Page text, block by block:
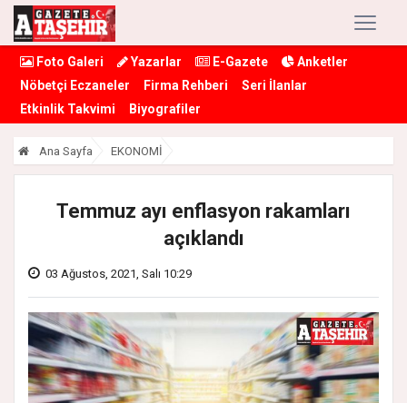
Foto Galeri Yazarlar E-Gazete
Anketler
Nöbetçi Eczaneler
Firma Rehberi
Seri İlanlar
Etkinlik Takvimi
Biyografiler
Ana Sayfa EKONOMİ
Temmuz ayı enflasyon rakamları
açıklandı
03 Ağustos, 2021, Salı 10:29